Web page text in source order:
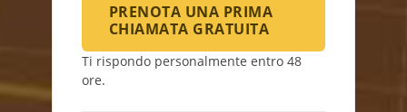
PRENOTA UNA PRIMA
CHIAMATA GRATUITA
Ti rispondo personalmente entro 48
ore.